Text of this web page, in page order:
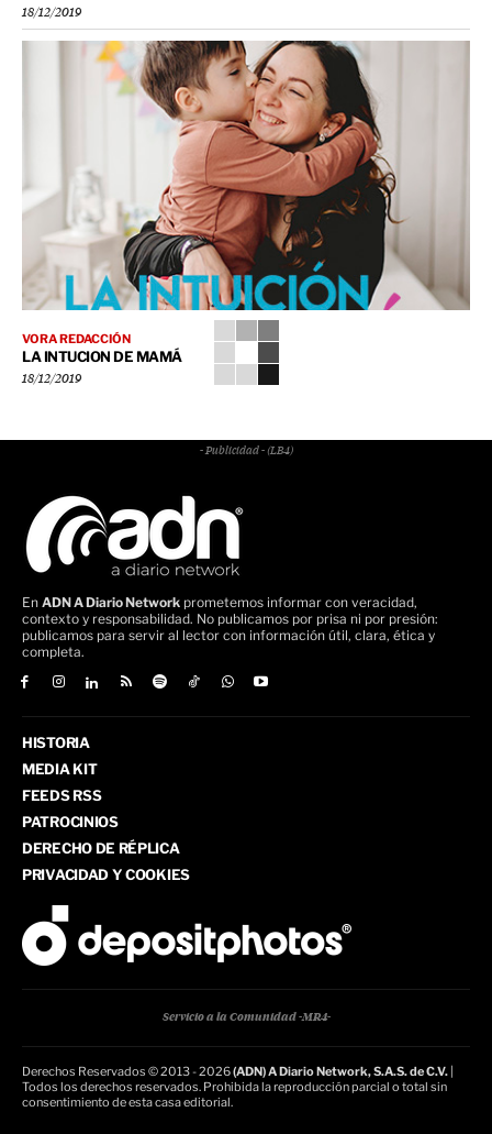
18/12/2019
VORA REDACCIÓN
LA INTUCION DE MAMÁ
18/12/2019
- Publicidad - (LB4)
En ADN A Diario Network prometemos informar con veracidad,
contexto y responsabilidad. No publicamos por prisa ni por presión:
publicamos para servir al lector con información útil, clara, ética y
completa.
HISTORIA
MEDIA KIT
FEEDS RSS
PATROCINIOS
DERECHO DE RÉPLICA
PRIVACIDAD Y COOKIES
Servicio a la Comunidad -MR4-
Derechos Reservados © 2013 - 2026(ADN) A Diario Network, S.A.S. de C.V.
Todos los derechos reservados. Prohibida la reproducción parcial o total sin
consentimiento de esta casa editorial.